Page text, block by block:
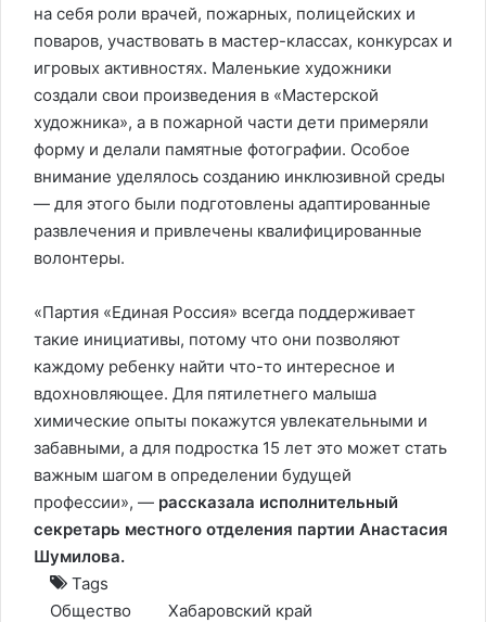
на себя роли врачей, пожарных, полицейских и
поваров, участвовать в мастер-классах, конкурсах и
игровых активностях. Маленькие художники
создали свои произведения в «Мастерской
художника», а в пожарной части дети примеряли
форму и делали памятные фотографии. Особое
внимание уделялось созданию инклюзивной среды
— для этого были подготовлены адаптированные
развлечения и привлечены квалифицированные
волонтеры.
«Партия «Единая Россия» всегда поддерживает
такие инициативы, потому что они позволяют
каждому ребенку найти что-то интересное и
вдохновляющее. Для пятилетнего малыша
химические опыты покажутся увлекательными и
забавными, а для подростка 15 лет это может стать
важным шагом в определении будущей
профессии», — рассказала исполнительный
секретарь местного отделения партии Анастасия
Шумилова.
Tags
Общество
Хабаровский край